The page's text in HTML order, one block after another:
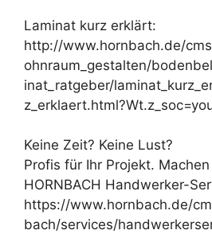
Laminat kurz erklärt:
http://www.hornbach.de/
ohnraum_gestalten/
inat_ratgeber/
Keine Zeit? Keine Lust?
Profis für Ihr Projekt.
HORNBACH Handwerker-
https://www.hornbach.de/
bach/services/